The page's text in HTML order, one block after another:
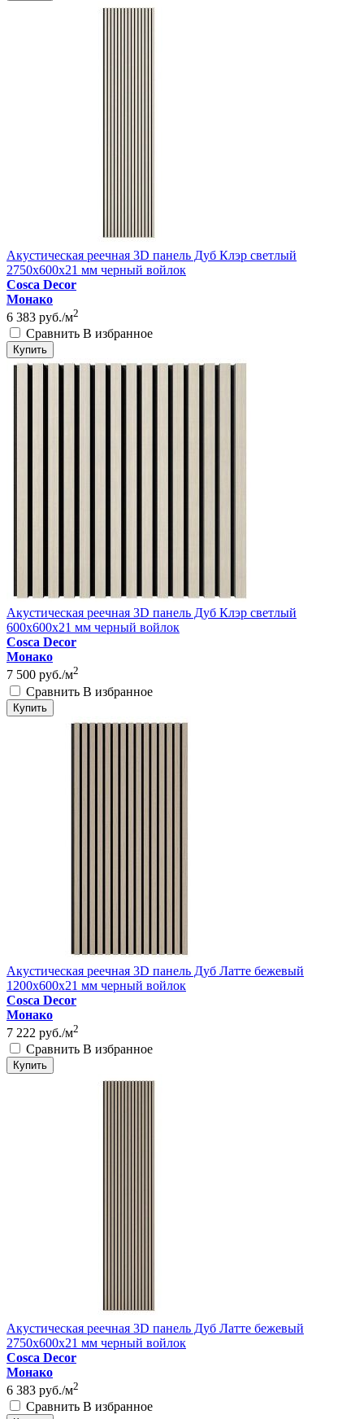
Акустическая реечная 3D панель Дуб Клэр светлый
2750x600x21 мм черный войлок
Cosca Decor
Монако
6 383 руб./м2
Сравнить В избранное
Купить
Акустическая реечная 3D панель Дуб Клэр светлый
600x600x21 мм черный войлок
Cosca Decor
Монако
7 500 руб./м2
Сравнить В избранное
Купить
Акустическая реечная 3D панель Дуб Латте бежевый
1200x600x21 мм черный войлок
Cosca Decor
Монако
7 222 руб./м2
Сравнить В избранное
Купить
Акустическая реечная 3D панель Дуб Латте бежевый
2750x600x21 мм черный войлок
Cosca Decor
Монако
6 383 руб./м2
Сравнить В избранное